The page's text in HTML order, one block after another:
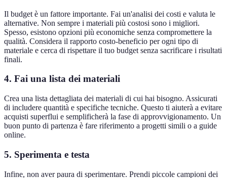
Il budget è un fattore importante. Fai un'analisi dei costi e valuta le
alternative. Non sempre i materiali più costosi sono i migliori.
Spesso, esistono opzioni più economiche senza compromettere la
qualità. Considera il rapporto costo-beneficio per ogni tipo di
materiale e cerca di rispettare il tuo budget senza sacrificare i risultati
finali.
4. Fai una lista dei materiali
Crea una lista dettagliata dei materiali di cui hai bisogno. Assicurati
di includere quantità e specifiche tecniche. Questo ti aiuterà a evitare
acquisti superflui e semplificherà la fase di approvvigionamento. Un
buon punto di partenza è fare riferimento a progetti simili o a guide
online.
5. Sperimenta e testa
Infine, non aver paura di sperimentare. Prendi piccole campioni dei